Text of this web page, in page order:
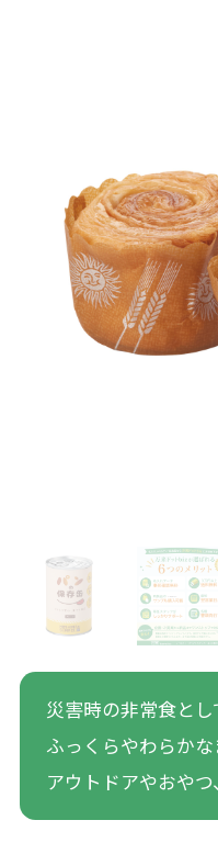
災害時の非常食とし
ふっくらやわらかな
アウトドアやおやつ